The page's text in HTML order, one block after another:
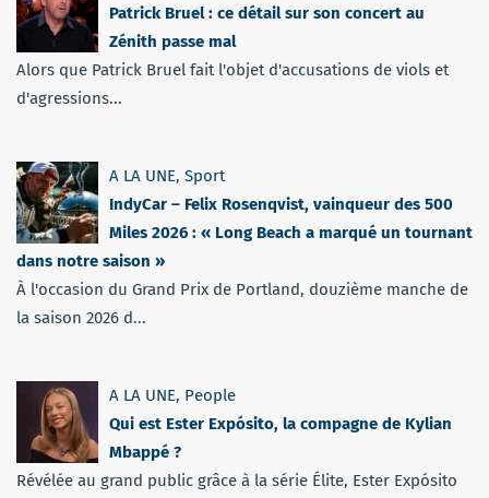
Patrick Bruel : ce détail sur son concert au
Zénith passe mal
Alors que Patrick Bruel fait l'objet d'accusations de viols et
d'agressions...
A LA UNE, Sport
IndyCar – Felix Rosenqvist, vainqueur des 500
Miles 2026 : « Long Beach a marqué un tournant
dans notre saison »
À l'occasion du Grand Prix de Portland, douzième manche de
la saison 2026 d...
A LA UNE, People
Qui est Ester Expósito, la compagne de Kylian
Mbappé ?
Révélée au grand public grâce à la série Élite, Ester Expósito